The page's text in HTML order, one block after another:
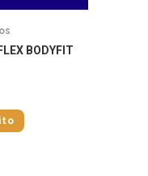
BODYFIT